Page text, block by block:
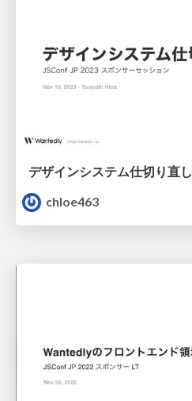
デザインシステム仕切り直し
chloe463